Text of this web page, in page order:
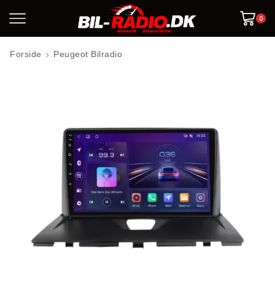
0
Forside Peugeot Bilradio